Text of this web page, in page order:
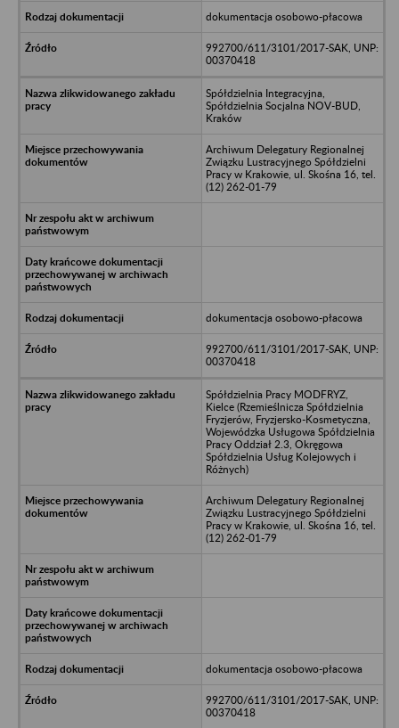
dokumentacja osobowo-płacowa
992700/611/3101/2017-SAK, UNP:
00370418
Spółdzielnia Integracyjna,
Spółdzielnia Socjalna NOV-BUD,
Kraków
Archiwum Delegatury Regionalnej
Związku Lustracyjnego Spółdzielni
Pracy w Krakowie, ul. Skośna 16, tel.
(12) 262-01-79
dokumentacja osobowo-płacowa
992700/611/3101/2017-SAK, UNP:
00370418
Spółdzielnia Pracy MODFRYZ,
Kielce (Rzemieślnicza Spółdzielnia
Fryzjerów, Fryzjersko-Kosmetyczna,
Wojewódzka Usługowa Spółdzielnia
Pracy Oddział 2.3, Okręgowa
Spółdzielnia Usług Kolejowych i
Różnych)
Archiwum Delegatury Regionalnej
Związku Lustracyjnego Spółdzielni
Pracy w Krakowie, ul. Skośna 16, tel.
(12) 262-01-79
dokumentacja osobowo-płacowa
992700/611/3101/2017-SAK, UNP:
00370418